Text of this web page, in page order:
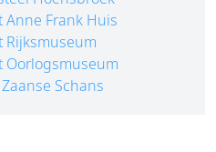
Anne Frank Huis
Rijksmuseum
Oorlogsmuseum
Schans